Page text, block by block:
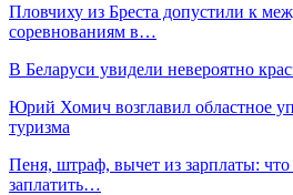
Пловчиху из Бреста допустили к
соревнованиям в…
В Беларуси увидели невероятно
Юрий Хомич возглавил областное
туризма
Пеня, штраф, вычет из зарплаты: что
заплатить…